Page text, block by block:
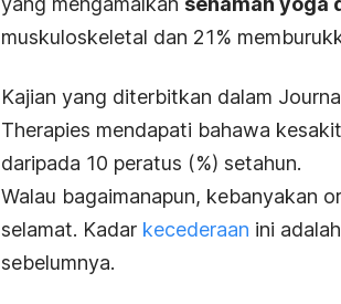
muskuloskeletal dan 21%
Kajian yang diterbitkan dalam
Therapies mendapati bahawa
daripada 10 peratus (%) setahun.
Walau bagaimanapun, kebanyakan
selamat. Kadar kecederaan ini
sebelumnya.